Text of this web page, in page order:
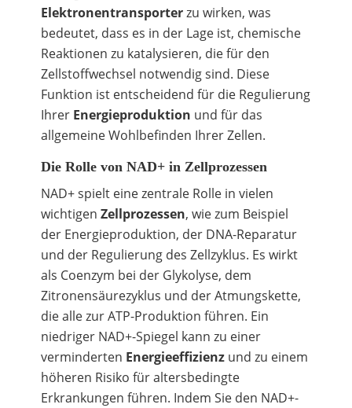
Elektronentransporterzu wirken, was
bedeutet, dass es in der Lage ist, chemische
Reaktionen zu katalysieren, die für den
Zellstoffwechsel notwendig sind. Diese
Funktion ist entscheidend für die Regulierung
Ihrer Energieproduktion und für das
allgemeine Wohlbefinden Ihrer Zellen.
Die Rolle von NAD+ in Zellprozessen
NAD+ spielt eine zentrale Rolle in vielen
wichtigen Zellprozessen, wie zum Beispiel
der Energieproduktion, der DNA-Reparatur
und der Regulierung des Zellzyklus. Es wirkt
als Coenzym bei der Glykolyse, dem
Zitronensäurezyklus und der Atmungskette,
die alle zur ATP-Produktion führen. Ein
niedriger NAD+-Spiegel kann zu einer
verminderten Energieeffizienzund zu einem
höheren Risiko für altersbedingte
Erkrankungen führen. Indem Sie den NAD+-